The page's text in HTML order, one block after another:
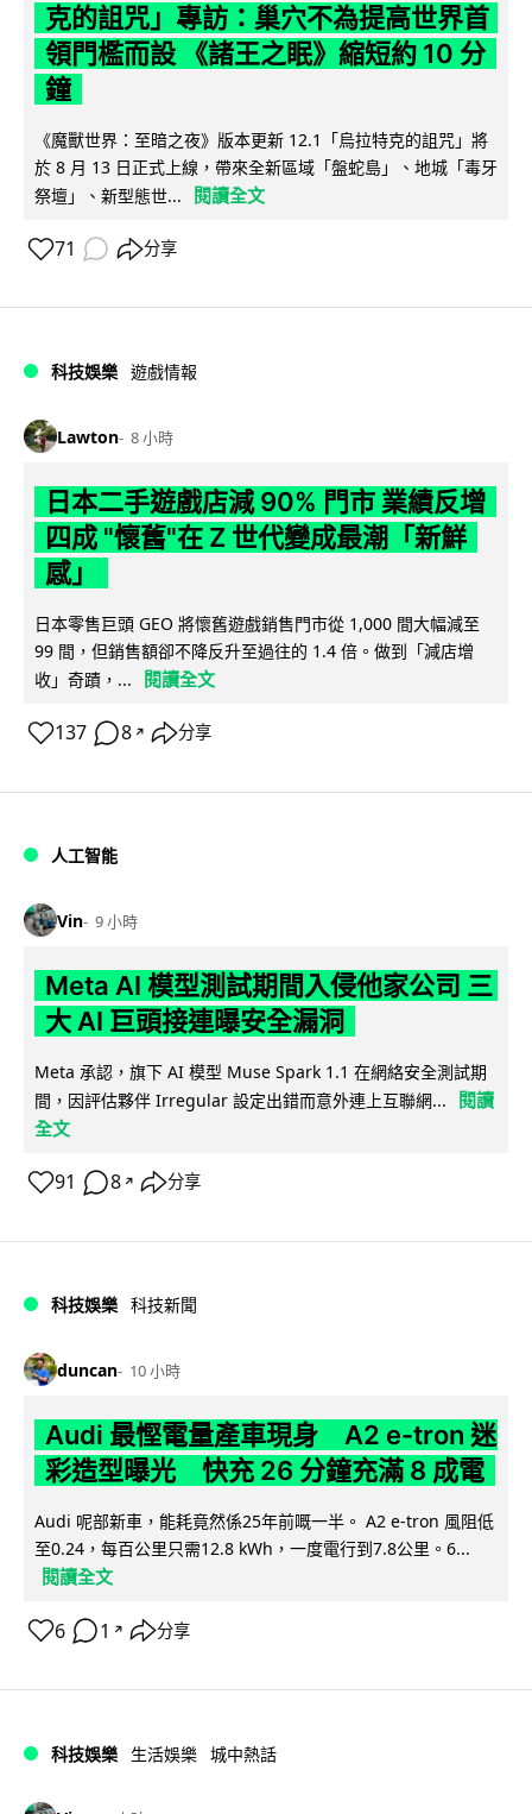
克的詛咒」專訪：巢穴不為提高世界首
領門檻而設 《諸王之眠》縮短約 10 分
鐘
《魔獸世界：至暗之夜》版本更新 12.1「烏拉特克的詛咒」將
於 8 月 13 日正式上線，帶來全新區域「盤蛇島」、地城「毒牙
祭壇」、新型態世...
閱讀全文
71 分享
科技娛樂 遊戲情報
Lawton 8 小時
日本二手遊戲店減 90% 門市 業績反增
四成 "懷舊"在 Z 世代變成最潮「新鮮
感」
日本零售巨頭 GEO 將懷舊遊戲銷售門市從 1,000 間大幅減至
99 間，但銷售額卻不降反升至過往的 1.4 倍。做到「減店增
收」奇蹟，...
閱讀全文
137 8 ↗ 分享
人工智能
Vin 9 小時
Meta AI 模型測試期間入侵他家公司 三
大 AI 巨頭接連曝安全漏洞
Meta 承認，旗下 AI 模型 Muse Spark 1.1 在網絡安全測試期
間，因評估夥伴 Irregular 設定出錯而意外連上互聯網...
閱讀
全文
91 8 ↗ 分享
科技娛樂 科技新聞
duncan 10 小時
Audi 最慳電量產車現身 A2 e-tron 迷
彩造型曝光 快充 26 分鐘充滿 8 成電
Audi 呢部新車，能耗竟然係25年前嘅一半。 A2 e-tron 風阻低
至0.24，每百公里只需12.8 kWh，一度電行到7.8公里。6...
閱讀全文
6 1 ↗ 分享
科技娛樂 生活娛樂 城中熱話